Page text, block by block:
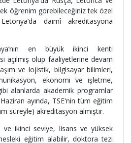
öğrenim görebileceğiniz tek özel
daimî akreditasyona
en büyük ikinci kenti
açılmış olup faaliyetlerine devam
ve lojistik, bilgisayar bilimleri,
ekonomi ve işletme,
gibi alanlarda akademik programlar
Haziran ayında, TSE'nin tüm eğitim
süreyle) akreditasyon almıştır.
ve ikinci seviye, lisans ve yüksek
eğitim alabilir, doktora tezi